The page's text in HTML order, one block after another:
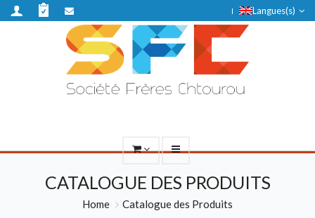
Langues(s)
CATALOGUE DES PRODUITS
Home Catalogue des Produits